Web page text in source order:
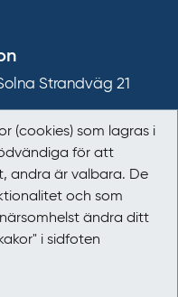
(cookies) som lagras i
för att
andra är valbara. De
och som
ändra ditt
i sidfoten
Strandväg 21